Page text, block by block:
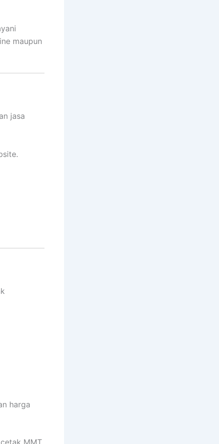
maupun
jasa
harga